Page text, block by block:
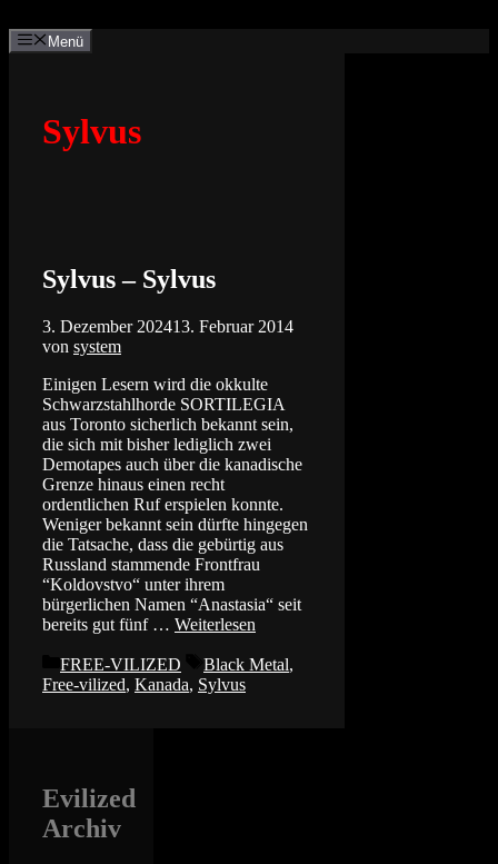
Inhalt
springen
Menü
Sylvus
Sylvus – Sylvus
3. Dezember 202413. Februar 2014
von system
Einigen Lesern wird die okkulte
Schwarzstahlhorde SORTILEGIA
aus Toronto sicherlich bekannt sein,
die sich mit bisher lediglich zwei
Demotapes auch über die kanadische
Grenze hinaus einen recht
ordentlichen Ruf erspielen konnte.
Weniger bekannt sein dürfte hingegen
die Tatsache, dass die gebürtig aus
Russland stammende Frontfrau
“Koldovstvo“ unter ihrem
bürgerlichen Namen “Anastasia“ seit
bereits gut fünf … Weiterlesen
Kategorien
FREE-VILIZED Schlagwörter
Black Metal,
Free-vilized, Kanada, Sylvus
Evilized
Archiv